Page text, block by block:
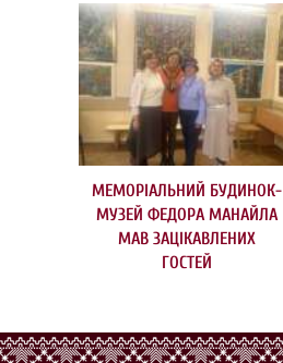
МЕМОРІАЛЬНИЙ БУДИНОК-
МУЗЕЙ ФЕДОРА МАНАЙЛА
МАВ ЗАЦІКАВЛЕНИХ
ГОСТЕЙ